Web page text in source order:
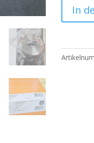
Set
–
Edelstahl
In